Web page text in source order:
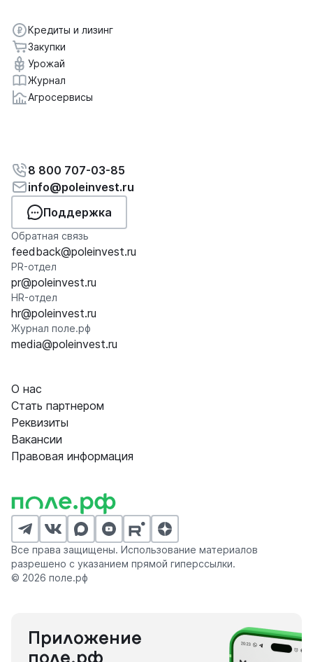
Кредиты и лизинг
Закупки
Урожай
Журнал
Агросервисы
8 800 707-03-85
info@poleinvest.ru
Поддержка
Обратная связь
feedback@poleinvest.ru
PR-отдел
pr@poleinvest.ru
HR-отдел
hr@poleinvest.ru
Журнал поле.рф
media@poleinvest.ru
О нас
Стать партнером
Реквизиты
Вакансии
Правовая информация
Все права защищены. Использование материалов
разрешено с указанием прямой гиперссылки.
© 2026 поле.рф
Приложение